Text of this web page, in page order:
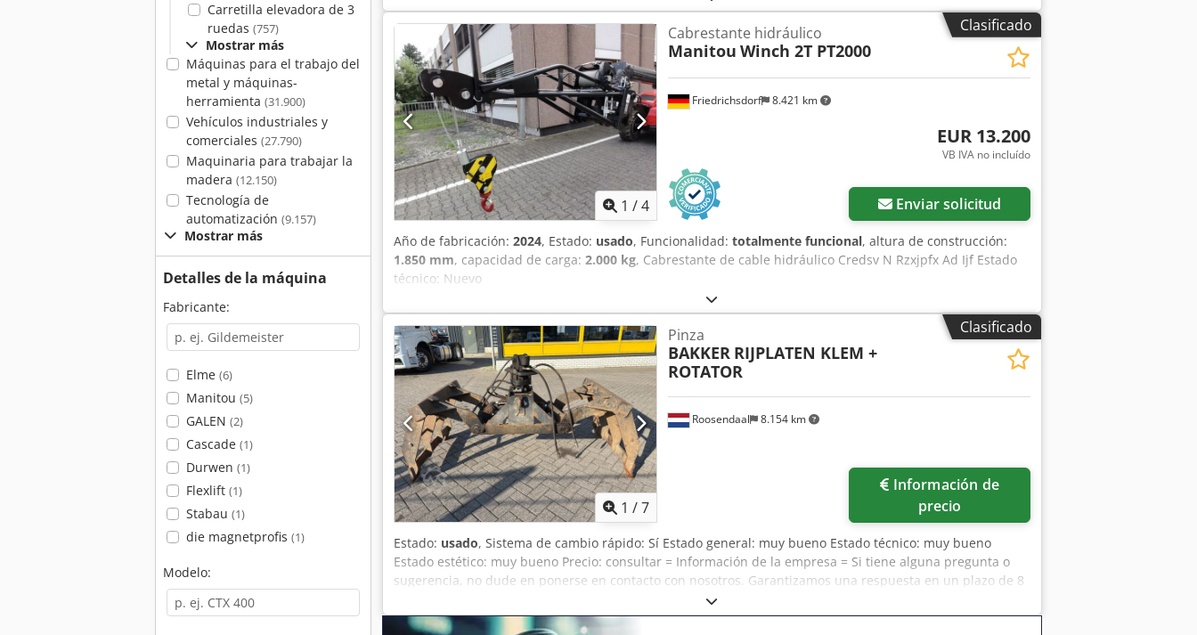
Carretilla elevadora de 3
ruedas (757)
Mostrar más
Máquinas para el trabajo del
metal y máquinas-
herramienta (31.900)
Vehículos industriales y
comerciales (27.790)
Maquinaria para trabajar la
madera (12.150)
Tecnología de
automatización (9.157)
Mostrar más
Detalles de la máquina
Fabricante:
Elme (6)
Manitou (5)
GALEN (2)
Cascade (1)
Durwen (1)
Flexlift (1)
Stabau (1)
die magnetprofis (1)
Modelo:
Clasificado
1 /4
Friedrichsdorf 8.421 km
Cabrestante hidráulico
Manitou Winch 2T PT2000
EUR 13.200
VB IVA no incluído
Enviar solicitud
Año de fabricación: 2024, Estado: usado, Funcionalidad: totalmente funcional, altura de construcción:
1.850 mm, capacidad de carga: 2.000 kg, Cabrestante de cable hidráulico Credsv N Rzxjpfx Ad Ijf Estado
técnico: Nuevo
Clasificado
1 /7
Roosendaal 8.154 km
Pinza
BAKKER RIJPLATEN KLEM +
ROTATOR
precio
Estado: usado, Sistema de cambio rápido: Sí Estado general: muy bueno Estado técnico: muy bueno
Estado estético: muy bueno Precio: consultar = Información de la empresa = Si tiene alguna pregunta o
sugerencia, no dude en ponerse en contacto con nosotros. Garantizamos una respuesta en un plazo de 8
horas. Los precios no incluyen el IVA. No se pueden derivar derechos de la información proporcionada.
Teléfono de la oficina: MÓVIL: (neerlandés, inglés, alemán, francés, español, italiano) Disponible en